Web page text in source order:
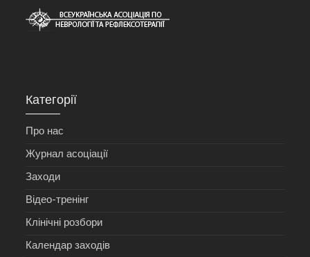
Категорії
Про нас
Журнал асоціації
Заходи
Відео-тренінг
Клінічні розбори
Календар заходів